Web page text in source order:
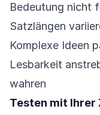
Bedeutung nicht
Satzlängen
Komplexe Ideen
Lesbarkeit
wahren
Testen mit Ihrer